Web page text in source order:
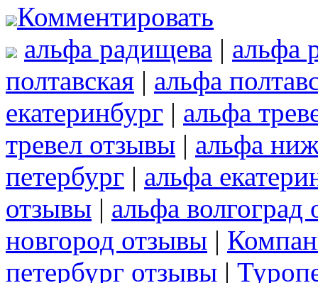
Комментировать
альфа радищева | альфа
полтавская | альфа
екатеринбург | альфа
тревел отзывы | альфа
петербург | альфа
отзывы | альфа волгоград
новгород отзывы |
петербург отзывы |